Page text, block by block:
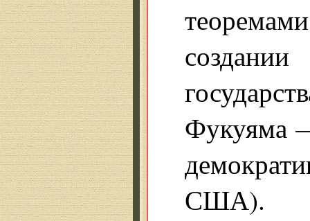
Фукуяма
США).